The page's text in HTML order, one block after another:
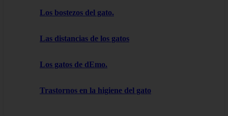
Los bostezos del gato.
Las distancias de los gatos
Los gatos de dEmo.
Trastornos en la higiene del gato